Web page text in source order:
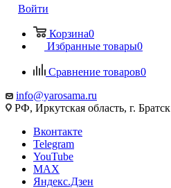
Войти
Корзина0
Избранные товары0
Сравнение товаров0
info@yarosama.ru
РФ, Иркутская область, г. Братск
Вконтакте
Telegram
YouTube
MAX
Яндекс.Дзен